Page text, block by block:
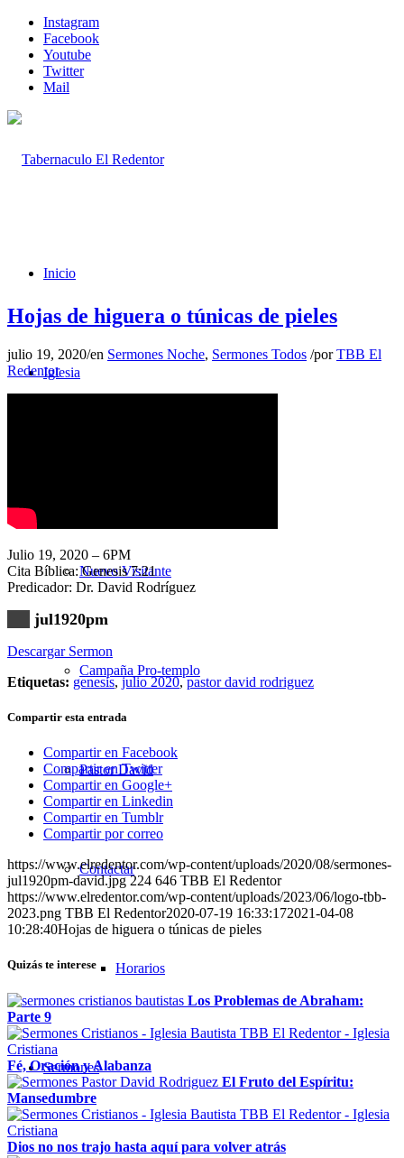
Instagram
Facebook
Youtube
Twitter
Mail
Inicio
Iglesia
Nuevo Visitante
Campaña Pro-templo
Pastor David
Contactar
Horarios
Sermones
Hojas de higuera o túnicas de pieles
julio 19, 2020/en Sermones Noche, Sermones Todos /porTBB El
Redentor
Julio 19, 2020 – 6PM
Cita Bíblica: Genesis 7:21
Predicador: Dr. David Rodríguez
jul1920pm
Descargar Sermon
Etiquetas: genesis,julio 2020,pastor david rodriguez
Compartir esta entrada
Compartir en Facebook
Compartir en Twitter
Compartir en Google+
Compartir en Linkedin
Compartir en Tumblr
Compartir por correo
https://www.elredentor.com/wp-content/uploads/2020/08/sermones-
jul1920pm-david.jpg 224 646 TBB El Redentor
https://www.elredentor.com/wp-content/uploads/2023/06/logo-tbb-
2023.png TBB El Redentor2020-07-19 16:33:172021-04-08
10:28:40Hojas de higuera o túnicas de pieles
Quizás te interese
Los Problemas de Abraham:
Parte 9
Fé, Oración y Alabanza
El Fruto del Espíritu:
Mansedumbre
Dios no nos trajo hasta aquí para volver atrás